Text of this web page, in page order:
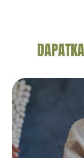
Anda akan
dalam bahasa